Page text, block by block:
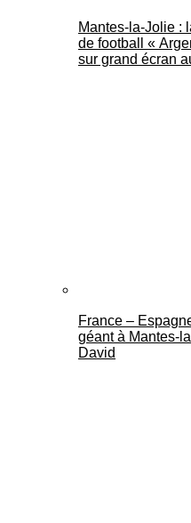
Mantes-la-Jolie :
de football «
sur grand écran
France –
géant à Mantes-
David